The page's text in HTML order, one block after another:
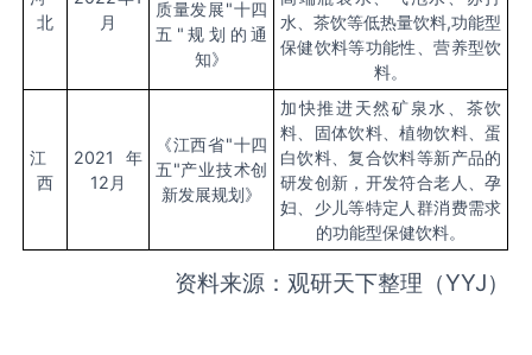
北
月
质量发展"十四
五"规划的通
知》
水、茶饮等低热量饮料,功能型
保健饮料等功能性、营养型饮
料。
江
西
2021
年
12月
《江西省"十四
五"产业技术创
新发展规划》
加快推进天然矿泉水、茶饮
料、固体饮料、植物饮料、蛋
白饮料、复合饮料等新产品的
研发创新，开发符合老人、孕
妇、少儿等特定人群消费需求
的功能型保健饮料。
资料来源：观研天下整理（YYJ）